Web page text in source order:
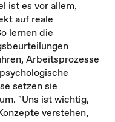
ist es vor allem,
auf reale
lernen die
Arbeitsprozesse
setzen sie
"Uns ist wichtig,
verstehen,